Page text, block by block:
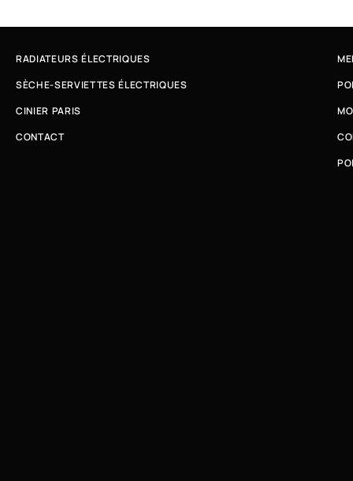
RADIATEURS ÉLECTRIQUES
SÈCHE-SERVIETTES ÉLECTRIQUES
CINIER PARIS
CONTACT